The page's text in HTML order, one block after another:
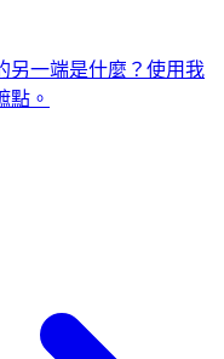
另一端是什麼？使用我
點。